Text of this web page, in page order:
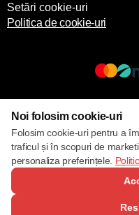
Setări cookie-uri
Politica de cookie-uri
Noi folosim cookie-uri
Folosim cookie-uri pentru a
traficul și în scopuri de
personaliza preferințele.